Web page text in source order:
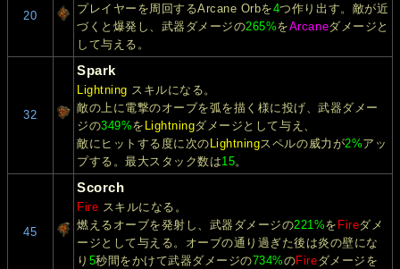
20
プレイヤーを周回するArcane Orbを4つ作り出す。敵が近
づくと爆発し、武器ダメージの265%をArcaneダメージと
して与える。
32
Spark
Lightning スキルになる。
敵の上に電撃のオーブを弧を描く様に投げ、武器ダメー
ジの349%を Lightningダメージとして与え、
敵にヒットする度に次の Lightningスペルの威力が2%アッ
プする。最大スタック数は15。
45
Scorch
Fire スキルになる。
燃えるオーブを発射し、武器ダメージの221%を Fireダメ
ージとして与える。オーブの通り過ぎた後は炎の壁にな
り 5秒間をかけて武器ダメージの734%のFireダメージを